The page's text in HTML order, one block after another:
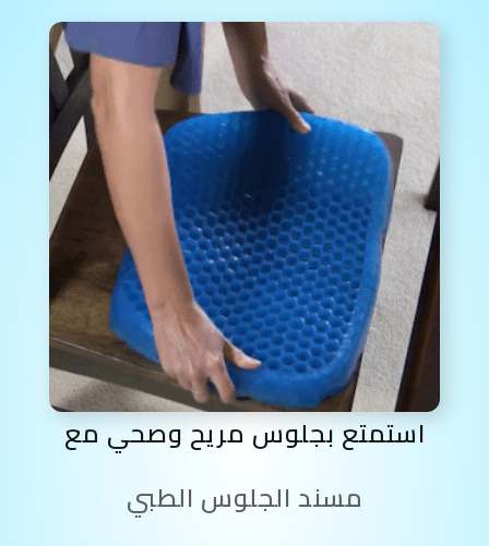
استمتع بجلوس مريح وصحي مع
مسند الجلوس الطبي